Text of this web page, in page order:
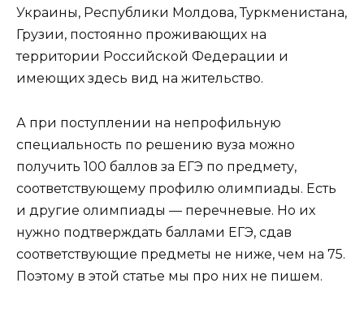
Украины, Республики Молдова, Туркменистана,
Грузии, постоянно проживающих на
территории Российской Федерации и
имеющих здесь вид на жительство.
А при поступлении на непрофильную
специальность по решению вуза можно
получить 100 баллов за ЕГЭ по предмету,
соответствующему профилю олимпиады. Есть
и другие олимпиады — перечневые. Но их
нужно подтверждать баллами ЕГЭ, сдав
соответствующие предметы не ниже, чем на 75.
Поэтому в этой статье мы про них не пишем.